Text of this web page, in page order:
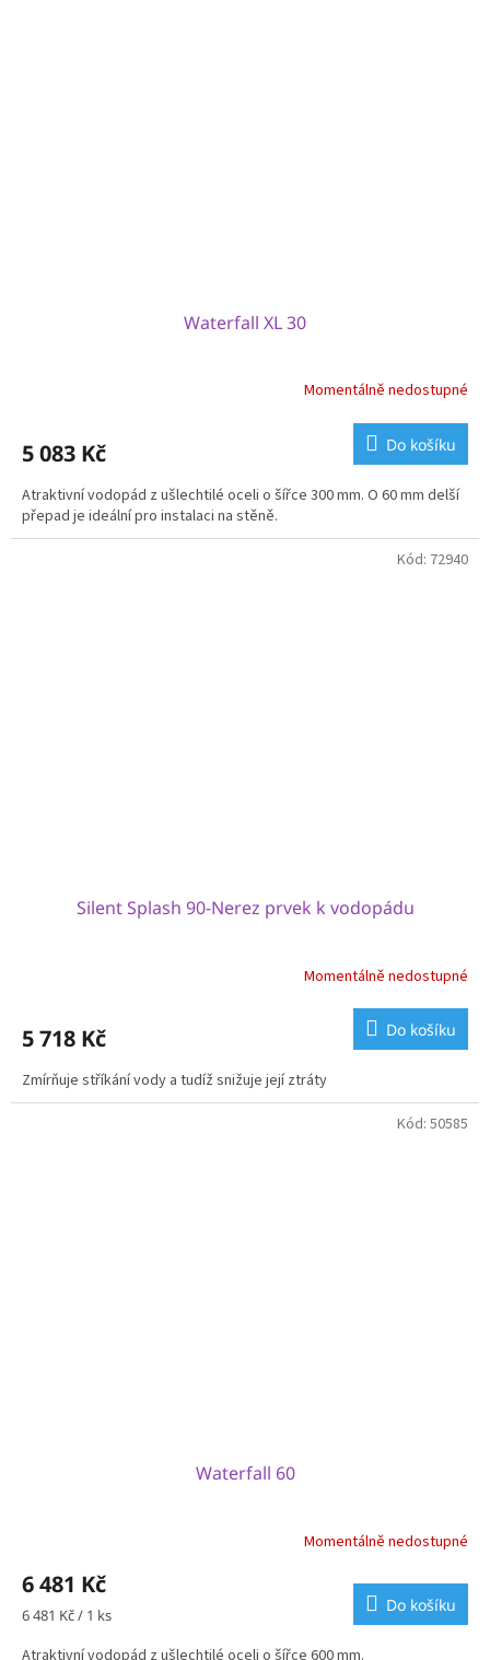
Waterfall XL 30
Momentálně nedostupné
5 083 Kč Do košíku
Atraktivní vodopád z ušlechtilé oceli o šířce 300 mm. O 60 mm delší
přepad je ideální pro instalaci na stěně.
Silent Splash 90-Nerez prvek k vodopádu
Momentálně nedostupné
5 718 Kč Do košíku
Zmírňuje stříkání vody a tudíž snižuje její ztráty
Kód: 72940
Waterfall 60
Momentálně nedostupné
6 481 Kč
Měrná
6 481 Kč / 1 ks Do košíku
Kód: 50585